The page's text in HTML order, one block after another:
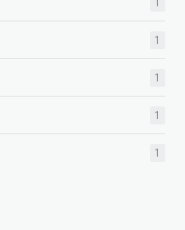
1
1
1
1
1